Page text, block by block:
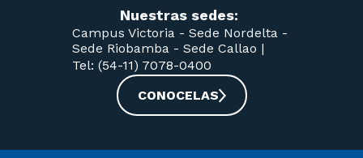
Nuestras sedes:
Campus Victoria - Sede Nordelta -
Sede Riobamba - Sede Callao |
Tel: (54-11) 7078-0400
CONOCELAS